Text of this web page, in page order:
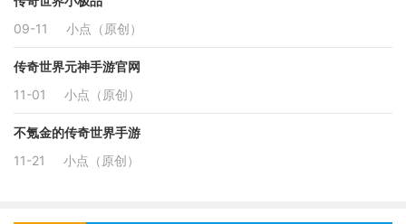
09-11
小点（原创）
传奇世界元神手游官网
11-01
小点（原创）
不氪金的传奇世界手游
11-21
小点（原创）